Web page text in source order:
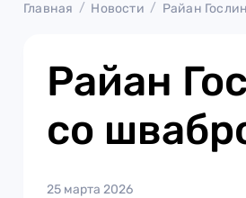
Главная Новости Райан
Райан
со
25 марта 2026